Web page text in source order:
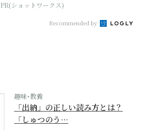
PR(ショットワークス)
Recommended by
趣味･教養
「出納」の正しい読み方とは？
「しゅつのう…